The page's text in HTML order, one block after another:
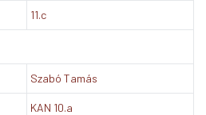
11.c
Szabó Tamás
KAN 10.a